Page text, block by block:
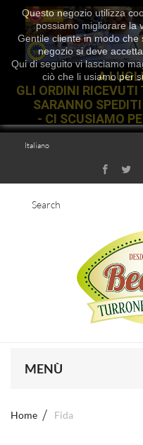
Questo negozio utilizza
possiamo migliorare la
Gentile cliente in modo
negozio si deve
Qui di seguito vi lasciamo
ciò che li usiamo per
A
GLI ORDINI
SARANNO
- CI SCUSIAMO
Italiano
Search
MENÙ
Home Fida